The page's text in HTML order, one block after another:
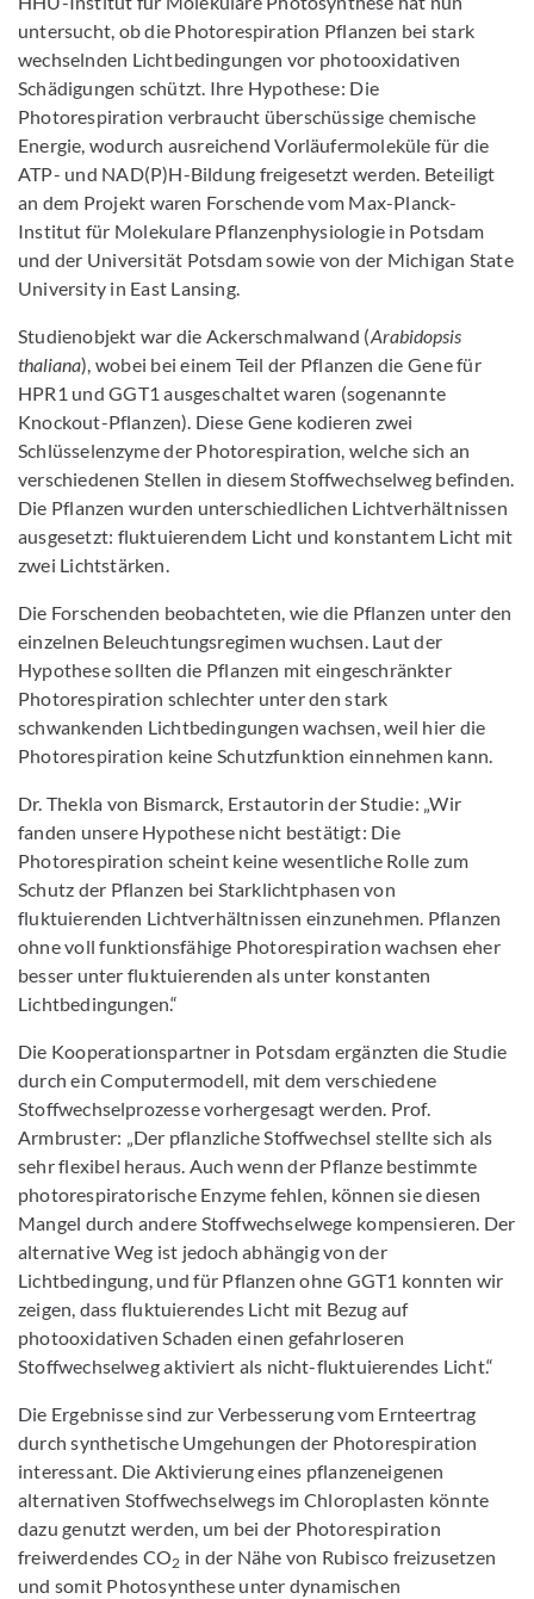
untersucht, ob die Photorespiration Pflanzen bei stark
wechselnden Lichtbedingungen vor photooxidativen
Schädigungen schützt. Ihre Hypothese: Die
Photorespiration verbraucht überschüssige chemische
Energie, wodurch ausreichend Vorläufermoleküle für die
ATP- und NAD(P)H-Bildung freigesetzt werden. Beteiligt
an dem Projekt waren Forschende vom Max-Planck-
Institut für Molekulare Pflanzenphysiologie in Potsdam
und der Universität Potsdam sowie von der Michigan State
University in East Lansing.
Studienobjekt war die Ackerschmalwand (Arabidopsis
thaliana), wobei bei einem Teil der Pflanzen die Gene für
HPR1 und GGT1 ausgeschaltet waren (sogenannte
Knockout-Pflanzen). Diese Gene kodieren zwei
Schlüsselenzyme der Photorespiration, welche sich an
verschiedenen Stellen in diesem Stoffwechselweg befinden.
Die Pflanzen wurden unterschiedlichen Lichtverhältnissen
ausgesetzt: fluktuierendem Licht und konstantem Licht mit
zwei Lichtstärken.
Die Forschenden beobachteten, wie die Pflanzen unter den
einzelnen Beleuchtungsregimen wuchsen. Laut der
Hypothese sollten die Pflanzen mit eingeschränkter
Photorespiration schlechter unter den stark
schwankenden Lichtbedingungen wachsen, weil hier die
Photorespiration keine Schutzfunktion einnehmen kann.
Dr. Thekla von Bismarck, Erstautorin der Studie: „Wir
fanden unsere Hypothese nicht bestätigt: Die
Photorespiration scheint keine wesentliche Rolle zum
Schutz der Pflanzen bei Starklichtphasen von
fluktuierenden Lichtverhältnissen einzunehmen. Pflanzen
ohne voll funktionsfähige Photorespiration wachsen eher
besser unter fluktuierenden als unter konstanten
Lichtbedingungen.“
Die Kooperationspartner in Potsdam ergänzten die Studie
durch ein Computermodell, mit dem verschiedene
Stoffwechselprozesse vorhergesagt werden. Prof.
Armbruster: „Der pflanzliche Stoffwechsel stellte sich als
sehr flexibel heraus. Auch wenn der Pflanze bestimmte
photorespiratorische Enzyme fehlen, können sie diesen
Mangel durch andere Stoffwechselwege kompensieren. Der
alternative Weg ist jedoch abhängig von der
Lichtbedingung, und für Pflanzen ohne GGT1 konnten wir
zeigen, dass fluktuierendes Licht mit Bezug auf
photooxidativen Schaden einen gefahrloseren
Stoffwechselweg aktiviert als nicht-fluktuierendes Licht.“
Die Ergebnisse sind zur Verbesserung vom Ernteertrag
durch synthetische Umgehungen der Photorespiration
interessant. Die Aktivierung eines pflanzeneigenen
alternativen Stoffwechselwegs im Chloroplasten könnte
dazu genutzt werden, um bei der Photorespiration
freiwerdendes CO2 in der Nähe von Rubisco freizusetzen
und somit Photosynthese unter dynamischen